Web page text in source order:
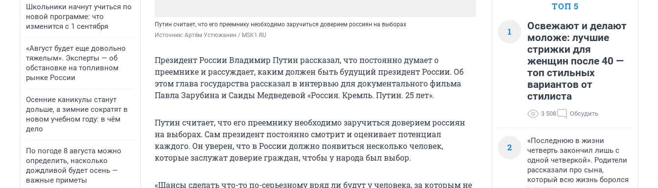
Школьники начнут учиться по
новой программе: что
изменится с 1 сентября
«Август будет еще довольно
тяжелым». Эксперты — об
обстановке на топливном
рынке России
Осенние каникулы станут
дольше, а зимние сократят в
новом учебном году: в чём
дело
По погоде 8 августа можно
определить, насколько
дождливой будет осень —
важные приметы
Путин считает, что его преемнику необходимо заручиться доверием россиян на выборах
Источник: Артём Устюжанин / MSK1.RU
Президент России Владимир Путин рассказал, что постоянно думает о
преемнике и рассуждает, каким должен быть будущий президент России. Об
этом глава государства рассказал в интервью для документального фильма
Павла Зарубина и Саиды Медведевой «Россия. Кремль. Путин. 25 лет».
Путин считает, что его преемнику необходимо заручиться доверием россиян
на выборах. Сам президент постоянно смотрит и оценивает потенциал
каждого. Он уверен, что в России должно появиться несколько человек,
которые заслужат доверие граждан, чтобы у народа был выбор.
«Шансы сделать что-то по-серьезному вряд ли будут у человека, за которым не
ТОП 5
1
Освежают и делают
моложе: лучшие
стрижки для
женщин после 40 —
топ стильных
вариантов от
стилиста
3 508 Обсудить
2
«Последнюю в жизни
четверть закончил лишь с
одной четверкой». Родители
рассказали про сына,
который всю жизнь боролся